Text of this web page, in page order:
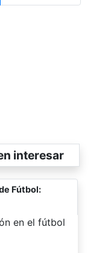
interesar
Fútbol:
en el fútbol